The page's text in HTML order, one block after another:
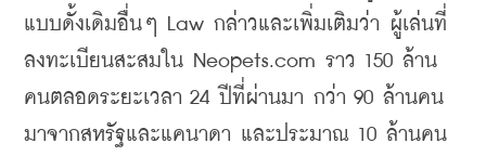
แบบดั้งเดิมอื่นๆ Law กล่าวและเพิ่มเติมว่า ผู้เล่นที่
ลงทะเบียนสะสมใน Neopets.com ราว 150 ล้าน
คนตลอดระยะเวลา 24 ปีที่ผ่านมา กว่า 90 ล้านคน
มาจากสหรัฐและแคนาดา และประมาณ 10 ล้านคน